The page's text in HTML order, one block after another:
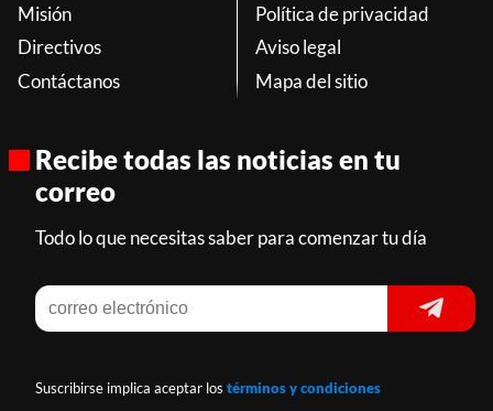
Misión
Directivos
Contáctanos
Política de privacidad
Aviso legal
Mapa del sitio
Recibe todas las noticias en tu
correo
Todo lo que necesitas saber para comenzar tu día
Suscribirse implica aceptar los términos y condiciones